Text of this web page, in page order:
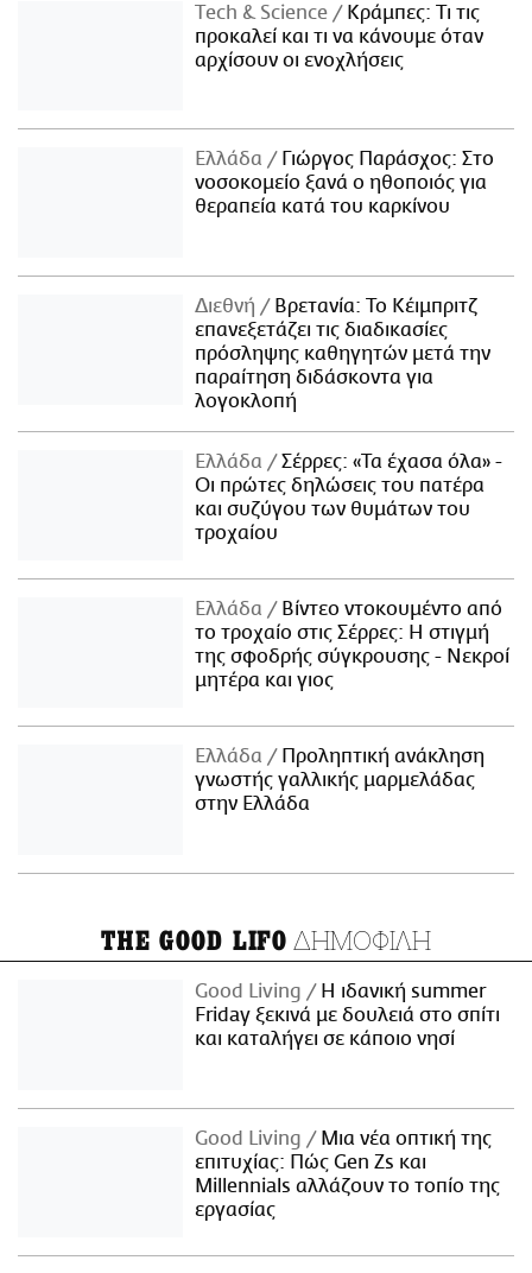
Τech & Science
Κράμπες: Τι τις
προκαλεί και τι να κάνουμε όταν
αρχίσουν οι ενοχλήσεις
Ελλάδα
Γιώργος Παράσχος: Στο
νοσοκομείο ξανά ο ηθοποιός για
θεραπεία κατά του καρκίνου
Διεθνή
Βρετανία: Το Κέιμπριτζ
επανεξετάζει τις διαδικασίες
πρόσληψης καθηγητών μετά την
παραίτηση διδάσκοντα για
λογοκλοπή
Ελλάδα
Σέρρες: «Τα έχασα όλα» -
Οι πρώτες δηλώσεις του πατέρα
και συζύγου των θυμάτων του
τροχαίου
Ελλάδα
Βίντεο ντοκουμέντο από
το τροχαίο στις Σέρρες: Η στιγμή
της σφοδρής σύγκρουσης - Νεκροί
μητέρα και γιος
Ελλάδα
Προληπτική ανάκληση
γνωστής γαλλικής μαρμελάδας
στην Ελλάδα
THE GOOD LIFO ΔΗΜΟΦΙΛΗ
Good Living
Η ιδανική summer
Friday ξεκινά με δουλειά στο σπίτι
και καταλήγει σε κάποιο νησί
Good Living
Μια νέα οπτική της
επιτυχίας: Πώς Gen Zs και
Millennials αλλάζουν το τοπίο της
εργασίας